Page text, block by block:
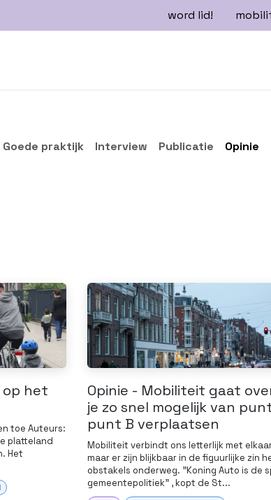
word lid!
Goede praktijk Interview Publicatie Opinie
op het
toe Auteurs:
platteland
Het
Opinie - Mobiliteit gaat
je zo snel mogelijk van
punt B verplaatsen
Mobiliteit verbindt ons letterlijk met
maar er zijn blijkbaar in de figuurlijke zin
obstakels onderweg. "Koning Auto is de
gemeentepolitiek" , kopt de St...